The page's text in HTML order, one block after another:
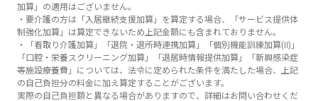
加算」の適用はございません。
・要介護の方は「入居継続支援加算」を算定する場合、「サービス提供体
制強化加算」は算定できないため上記金額にも含まれておりません。
・「看取り介護加算」「退院・退所時連携加算」「個別機能訓練加算(Ⅱ)」
「口腔・栄養スクリーニング加算」「退居時情報提供加算」「新興感染症
等施設療養費」については、法令に定められた条件を満たした場合、上記
の自己負担分の料金に加え算定することがございます。
実際の自己負担額と異なる場合がありますので、詳細はお問い合わせくだ